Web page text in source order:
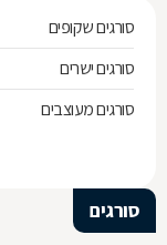
סורגים שקופים
סורגים ישרים
סורגים מעוצבים
סורגים